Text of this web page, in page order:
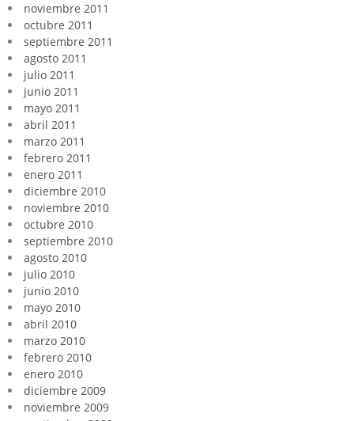
noviembre 2011
octubre 2011
septiembre 2011
agosto 2011
julio 2011
junio 2011
mayo 2011
abril 2011
marzo 2011
febrero 2011
enero 2011
diciembre 2010
noviembre 2010
octubre 2010
septiembre 2010
agosto 2010
julio 2010
junio 2010
mayo 2010
abril 2010
marzo 2010
febrero 2010
enero 2010
diciembre 2009
noviembre 2009